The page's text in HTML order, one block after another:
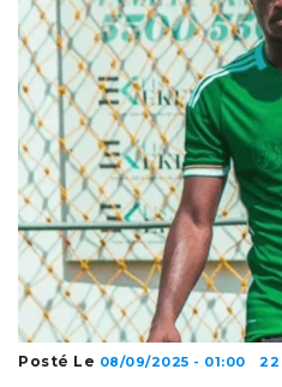
Posté Le 08/09/2025 - 01:00 22